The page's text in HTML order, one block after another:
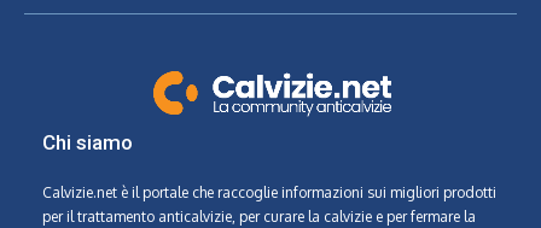
Chi siamo
Calvizie.net è il portale che raccoglie informazioni sui migliori prodotti
per il trattamento anticalvizie, per curare la calvizie e per fermare la